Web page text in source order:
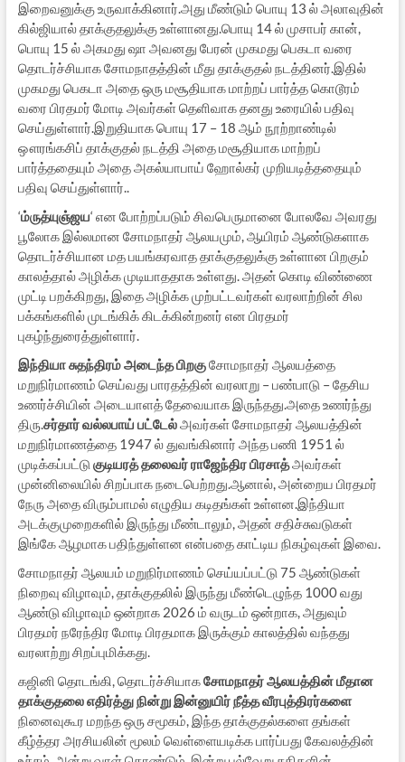
இறைவனுக்கு உருவாக்கினார்.அது மீண்டும் பொயு 13 ல் அலாவுதின்
கில்ஜியால் தாக்குதலுக்கு உள்ளானது.பொயு 14 ல் முசாபர் கான்,
பொயு 15 ல் அகமது ஷா அவனது பேரன் முகமது பெகடா வரை
தொடர்ச்சியாக சோமநாதத்தின் மீது தாக்குதல் நடத்தினர்.இதில்
முகமது பெகடா அதை ஒரு மசூதியாக மாற்றப் பார்த்த கொடூரம்
வரை பிரதமர் மோடி அவர்கள் தெளிவாக தனது உரையில் பதிவு
செய்துள்ளார்.இறுதியாக பொயு 17 – 18 ஆம் நூற்றாண்டில்
ஔரங்கசிப் தாக்குதல் நடத்தி அதை மசூதியாக மாற்றப்
பார்த்ததையும் அதை அகல்யாபாய் ஹோல்கர் முறியடித்ததையும்
பதிவு செய்துள்ளார்..
‘ம்ருத்யுஞ்ஜய‘ என போற்றப்படும் சிவபெருமானை போலவே அவரது
பூலோக இல்லமான சோமநாதர் ஆலயமும், ஆயிரம் ஆண்டுகளாக
தொடர்ச்சியான மத பயங்கரவாத தாக்குதலுக்கு உள்ளான பிறகும்
காலத்தால் அழிக்க முடியாததாக உள்ளது. அதன் கொடி விண்ணை
முட்டி பறக்கிறது, இதை அழிக்க முற்பட்டவர்கள் வரலாற்றின் சில
பக்கங்களில் முடங்கிக் கிடக்கின்றனர் என பிரதமர்
புகழ்ந்துரைத்துள்ளார்.
இந்தியா சுதந்திரம் அடைந்த பிறகுசோமநாதர் ஆலயத்தை
மறுநிர்மாணம் செய்வது பாரதத்தின் வரலாறு – பண்பாடு – தேசிய
உணர்ச்சியின் அடையாளத் தேவையாக இருந்தது.அதை உணர்ந்து
திரு. சர்தார் வல்லபாய் பட்டேல்அவர்கள் சோமநாதர் ஆலயத்தின்
மறுநிர்மாணத்தை 1947 ல் துவங்கினார் அந்த பணி 1951 ல்
முடிக்கப்பட்டு குடியரத் தலைவர் ராஜேந்திர பிரசாத்அவர்கள்
முன்னிலையில் சிறப்பாக நடைபெற்றது.ஆனால், அன்றைய பிரதமர்
நேரு அதை விரும்பாமல் எழுதிய கடிதங்கள் உள்ளன.இந்தியா
அடக்குமுறைகளில் இருந்து மீண்டாலும், அதன் சதிச்சுவடுகள்
இங்கே ஆழமாக பதிந்துள்ளன என்பதை காட்டிய நிகழ்வுகள் இவை.
சோமநாதர் ஆலயம் மறுநிர்மாணம் செய்யப்பட்டு 75 ஆண்டுகள்
நிறைவு விழாவும், தாக்குதலில் இருந்து மீண்டெழுந்த 1000 வது
ஆண்டு விழாவும் ஒன்றாக 2026 ம் வருடம் ஒன்றாக, அதுவும்
பிரதமர் நரேந்திர மோடி பிரதமாக இருக்கும் காலத்தில் வந்தது
வரலாற்று சிறப்புமிக்கது.
கஜினி தொடங்கி, தொடர்ச்சியாகசோமநாதர் ஆலயத்தின் மீதான
தாக்குதலை எதிர்த்து நின்று இன்னுயிர் நீத்த வீரபுத்திரர்களை
நினைவுகூர மறந்த ஒரு சமூகம், இந்த தாக்குதல்களை தங்கள்
கீழ்த்தர அரசியலின் மூலம் வெள்ளையடிக்க பார்ப்பது கேவலத்தின்